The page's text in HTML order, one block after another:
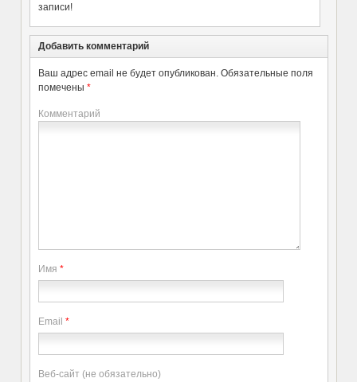
записи!
Добавить комментарий
Ваш адрес email не будет опубликован. Обязательные поля
помечены *
Комментарий
Имя *
Email *
Веб-сайт (не обязательно)